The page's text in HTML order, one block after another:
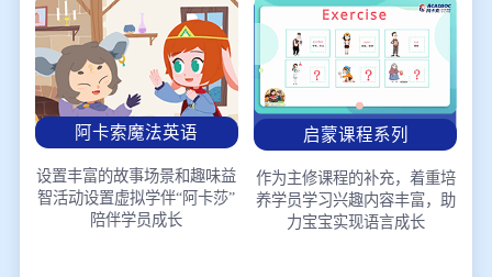
阿卡索魔法英语
设置丰富的故事场景和趣味益
智活动设置虚拟学伴“阿卡莎”
陪伴学员成长
启蒙课程系列
作为主修课程的补充，着重培
养学员学习兴趣内容丰富，助
力宝宝实现语言成长